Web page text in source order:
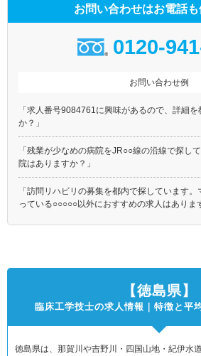
お問い合わせはお電話
0120-
お問い合わせ例
「求人番号9084761に興味があるので、詳細
か？」
「残業が少なめの病院をJR○○線の沿線で探し
院はありますか？」
「訪問リハビリの募集を都内で探しています
っている○○○○○以外におすすめの求人はありま
【徳島県】
臨床工学技士の求人情報｜特徴と平
徳島県は、那賀川や吉野川・四国山地・紀伊水